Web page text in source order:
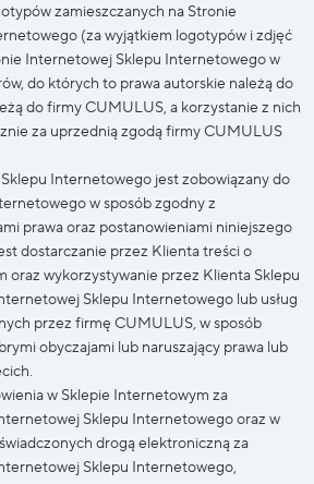
zamieszczanych na Stronie
(za wyjątkiem logotypów i zdjęć
Internetowej Sklepu Internetowego w
do których to prawa autorskie należą do
do firmy CUMULUS, a korzystanie z nich
za uprzednią zgodą firmy CUMULUS
Internetowego jest zobowiązany do
w sposób zgodny z
prawa oraz postanowieniami niniejszego
dostarczanie przez Klienta treści o
oraz wykorzystywanie przez Klienta Sklepu
Sklepu Internetowego lub usług
przez firmę CUMULUS, w sposób
obyczajami lub naruszający prawa lub
w Sklepie Internetowym za
Sklepu Internetowego oraz w
drogą elektroniczną za
Sklepu Internetowego,